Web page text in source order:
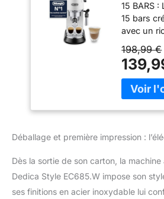
Pompe
Café
à
goutte,
15 BARS
15 bars
avec un
couleur
dessus
La
optimal
DE LAIT :
degrés
le lait et
198,99 €
Déballage et première impression :
Dès la sortie de son carton, la machine
Dedica Style EC685.W impose son
ses finitions en acier inoxydable lui